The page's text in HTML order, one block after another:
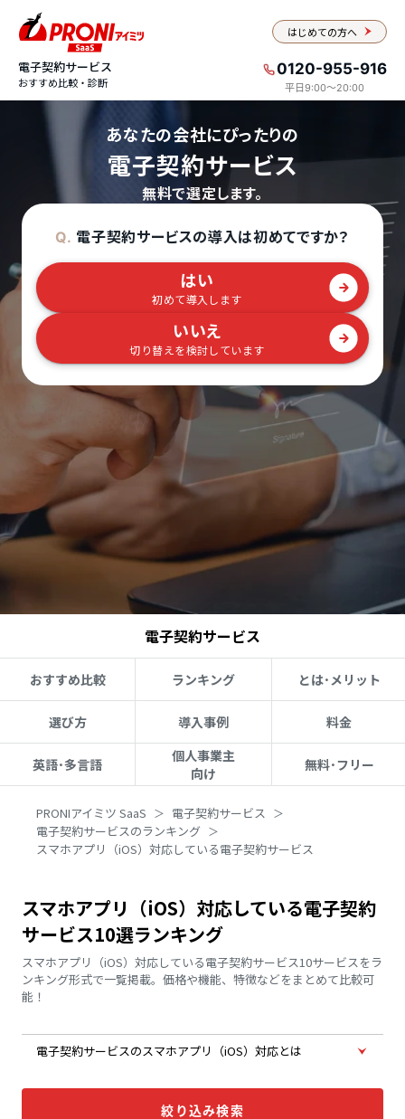
はじめての方へ
電子契約サービス
おすすめ比較・診断
0120-955-916
平日9:00〜20:00
あなたの会社にぴったりの
電子契約サービス
無料で選定します。
Q. 電子契約サービスの導入は初めてですか？
はい
初めて導入します
いいえ
切り替えを検討しています
電子契約サービス
おすすめ比較 ランキング とは･メリット
選び方 導入事例 料金
英語･多言語
個人事業主
向け
無料･フリー
PRONIアイミツ SaaS
電子契約サービス
電子契約サービスのランキング
スマホアプリ（iOS）対応している電子契約サービス
スマホアプリ（iOS）対応している電子契約
サービス10選ランキング
スマホアプリ（iOS）対応している電子契約サービス10サービスをラ
ンキング形式で一覧掲載。価格や機能、特徴などをまとめて比較可
能！
電子契約サービスのスマホアプリ（iOS）対応とは
絞り込み検索